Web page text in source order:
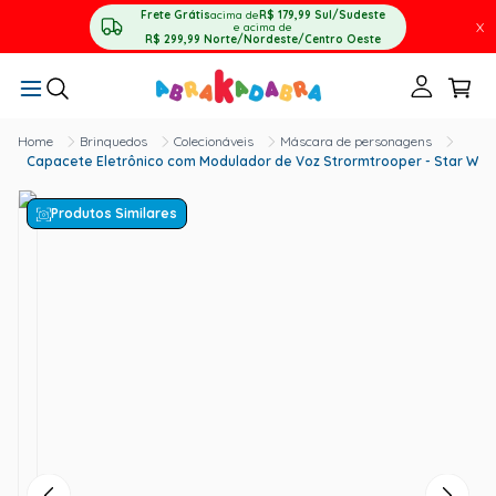
Frete Grátisacima deR$ 179,99 Sul/Sudeste
e acima de
R$ 299,99 Norte/Nordeste/Centro Oeste
X
Brinquedos Colecionáveis
Máscara de personagens
Capacete Eletrônico com Modulador de Voz Strormtrooper - Star
Produtos Similares